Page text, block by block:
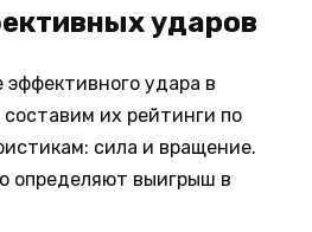
ударов
удара в
их рейтинги по
сила и вращение.
определяют выигрыш в